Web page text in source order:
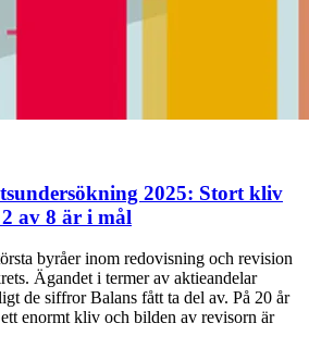
2025: Stort kliv
av 8 är i mål
byråer inom redovisning och revision
Ägandet i termer av aktieandelar
de siffror Balans fått ta del av. På 20 år
enormt kliv och bilden av revisorn är